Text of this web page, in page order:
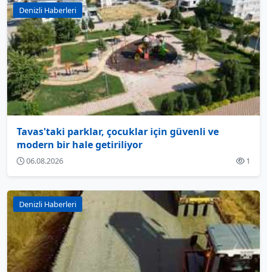
Denizli Haberleri
Tavas'taki parklar, çocuklar için güvenli ve
modern bir hale getiriliyor
06.08.2026 1
Denizli Haberleri